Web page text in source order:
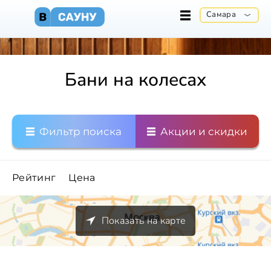
Самара
Бани на колесах
Фильтр поиска Акции и скидки
Рейтинг Цена
Показать на карте